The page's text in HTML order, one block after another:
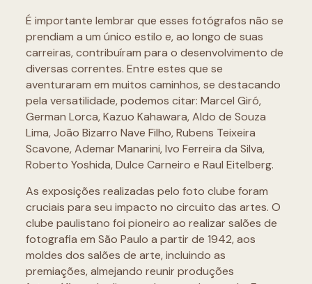
É importante lembrar que esses fotógrafos não se
prendiam a um único estilo e, ao longo de suas
carreiras, contribuíram para o desenvolvimento de
diversas correntes. Entre estes que se
aventuraram em muitos caminhos, se destacando
pela versatilidade, podemos citar: Marcel Giró,
German Lorca, Kazuo Kahawara, Aldo de Souza
Lima, João Bizarro Nave Filho, Rubens Teixeira
Scavone, Ademar Manarini, Ivo Ferreira da Silva,
Roberto Yoshida, Dulce Carneiro e Raul Eitelberg.
As exposições realizadas pelo foto clube foram
cruciais para seu impacto no circuito das artes. O
clube paulistano foi pioneiro ao realizar salões de
fotografia em São Paulo a partir de 1942, aos
moldes dos salões de arte, incluindo as
premiações, almejando reunir produções